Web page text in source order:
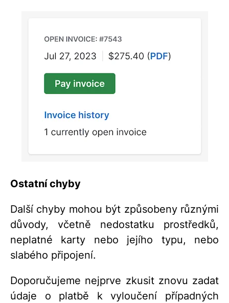
Ostatní chyby
Další chyby mohou být způsobeny různými
důvody, včetně nedostatku prostředků,
neplatné karty nebo jejího typu, nebo
slabého připojení.
Doporučujeme nejprve zkusit znovu zadat
údaje o platbě k vyloučení případných